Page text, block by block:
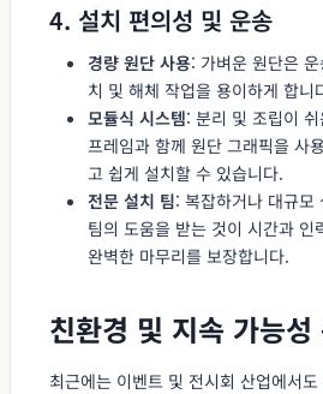
4. 설치 편의성 및 운송
경량 원단 사용: 가벼운 원단은
치 및 해체 작업을 용이하게 합니
모듈식 시스템: 분리 및 조립이
프레임과 함께 원단 그래픽을 사
고 쉽게 설치할 수 있습니다.
전문 설치 팀: 복잡하거나 대규모
팀의 도움을 받는 것이 시간과 인
완벽한 마무리를 보장합니다.
친환경 및 지속 가능성
최근에는 이벤트 및 전시회 산업에서